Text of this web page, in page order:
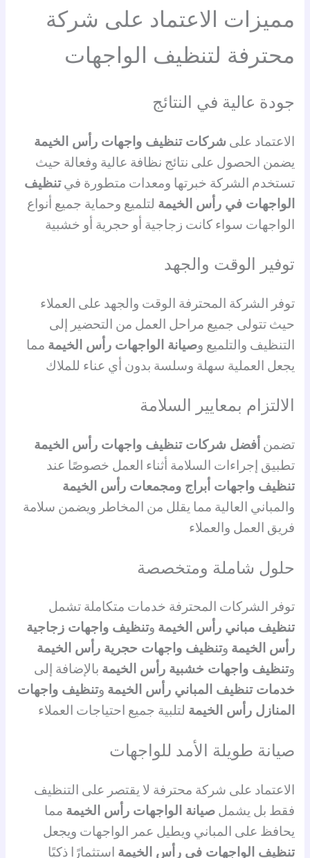
مميزات الاعتماد على شركة
محترفة لتنظيف الواجهات
جودة عالية في النتائج
الاعتماد على شركات تنظيف واجهات رأس الخيمة
يضمن الحصول على نتائج نظافة عالية وفعالة حيث
تستخدم الشركة خبرتها ومعدات متطورة فيتنظيف
الواجهات في رأس الخيمة لتلميع وحماية جميع أنواع
الواجهات سواء كانت زجاجية أو حجرية أو خشبية
توفير الوقت والجهد
توفر الشركة المحترفة الوقت والجهد على العملاء
حيث تتولى جميع مراحل العمل من التحضير إلى
التنظيف والتلميع وصيانة الواجهات رأس الخيمة مما
يجعل العملية سهلة وسلسة بدون أي عناء للملاك
الالتزام بمعايير السلامة
تضمن أفضل شركات تنظيف واجهات رأس الخيمة
تطبيق إجراءات السلامة أثناء العمل خصوصًا عند
تنظيف واجهات أبراج ومجمعات رأس الخيمة
والمباني العالية مما يقلل من المخاطر ويضمن سلامة
فريق العمل والعملاء
حلول شاملة ومتخصصة
توفر الشركات المحترفة خدمات متكاملة تشمل
تنظيف مباني رأس الخيمة وتنظيف واجهات زجاجية
رأس الخيمة وتنظيف واجهات حجرية رأس الخيمة
وتنظيف واجهات خشبية رأس الخيمة بالإضافة إلى
خدمات تنظيف المباني رأس الخيمة وتنظيف واجهات
المنازل رأس الخيمة لتلبية جميع احتياجات العملاء
صيانة طويلة الأمد للواجهات
الاعتماد على شركة محترفة لا يقتصر على التنظيف
فقط بل يشملصيانة الواجهات رأس الخيمة مما
يحافظ على المباني ويطيل عمر الواجهات ويجعل
تنظيف الواجهات في رأس الخيمة استثمارًا ذكيًا